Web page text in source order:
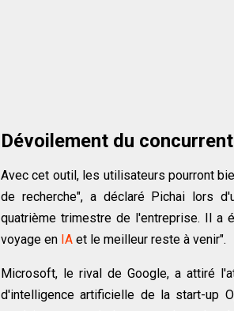
Dévoilement du
Avec cet outil, les utilisateurs pourront
de recherche", a déclaré Pichai lors
quatrième trimestre de l'entreprise. Il a
voyage en IA et le meilleur reste à venir".
Microsoft, le rival de Google, a attiré
d'intelligence artificielle de la start-up